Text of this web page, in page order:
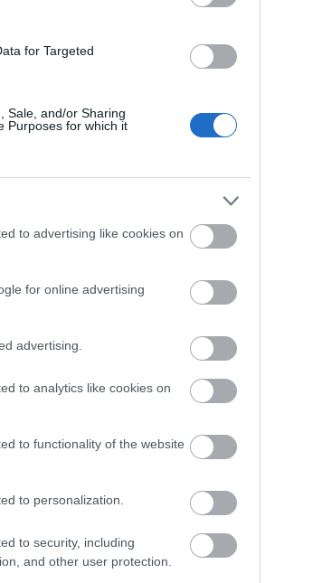
for Targeted
Sale, and/or Sharing
Purposes for which it
to advertising like cookies on
for online advertising
advertising.
to analytics like cookies on
to functionality of the website
to personalization.
to security, including
and other user protection.
2017
orvosi
E
lesz
A 10
IRATKOZZ FEL!
RSS 2.0
bejegyzések
kommentek
KERESÉS A MEDIQ-EN
(121)anatómia
biotechnológia
egészség( )egészségügy
páciens